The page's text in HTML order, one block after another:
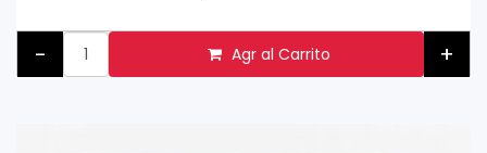
- Agr al Carrito +